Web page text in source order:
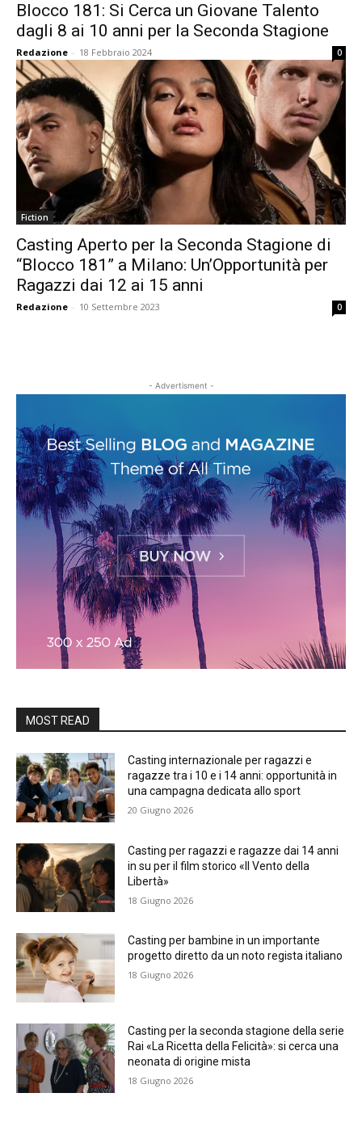
Blocco 181: Si Cerca un Giovane Talento
dagli 8 ai 10 anni per la Seconda Stagione
Redazione - 18 Febbraio 2024 0
Fiction
Casting Aperto per la Seconda Stagione di
“Blocco 181” a Milano: Un’Opportunità per
Ragazzi dai 12 ai 15 anni
Redazione - 10 Settembre 2023 0
- Advertisment -
MOST READ
Casting internazionale per ragazzi e
ragazze tra i 10 e i 14 anni: opportunità in
una campagna dedicata allo sport
20 Giugno 2026
Casting per ragazzi e ragazze dai 14 anni
in su per il film storico «Il Vento della
Libertà»
18 Giugno 2026
Casting per bambine in un importante
progetto diretto da un noto regista italiano
18 Giugno 2026
Casting per la seconda stagione della serie
Rai «La Ricetta della Felicità»: si cerca una
neonata di origine mista
18 Giugno 2026